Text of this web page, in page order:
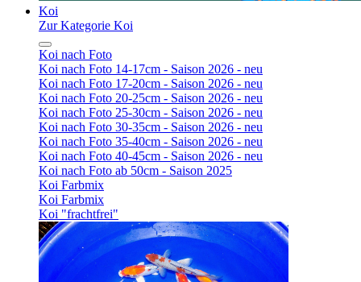
Koi
Zur Kategorie Koi
Koi nach Foto
Koi nach Foto 14-17cm - Saison 2026 - neu
Koi nach Foto 17-20cm - Saison 2026 - neu
Koi nach Foto 20-25cm - Saison 2026 - neu
Koi nach Foto 25-30cm - Saison 2026 - neu
Koi nach Foto 30-35cm - Saison 2026 - neu
Koi nach Foto 35-40cm - Saison 2026 - neu
Koi nach Foto 40-45cm - Saison 2026 - neu
Koi nach Foto ab 50cm - Saison 2025
Koi Farbmix
Koi Farbmix
Koi "frachtfrei"